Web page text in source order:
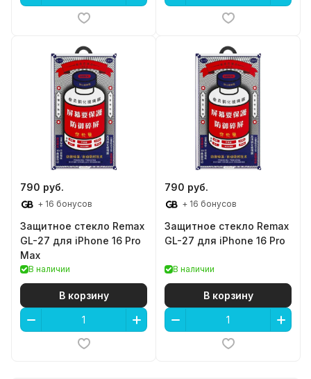
790 руб.
+ 16 бонусов
Защитное стекло Remax
GL-27 для iPhone 16 Pro
Max
В наличии
В корзину
790 руб.
+ 16 бонусов
Защитное стекло Remax
GL-27 для iPhone 16 Pro
В наличии
В корзину